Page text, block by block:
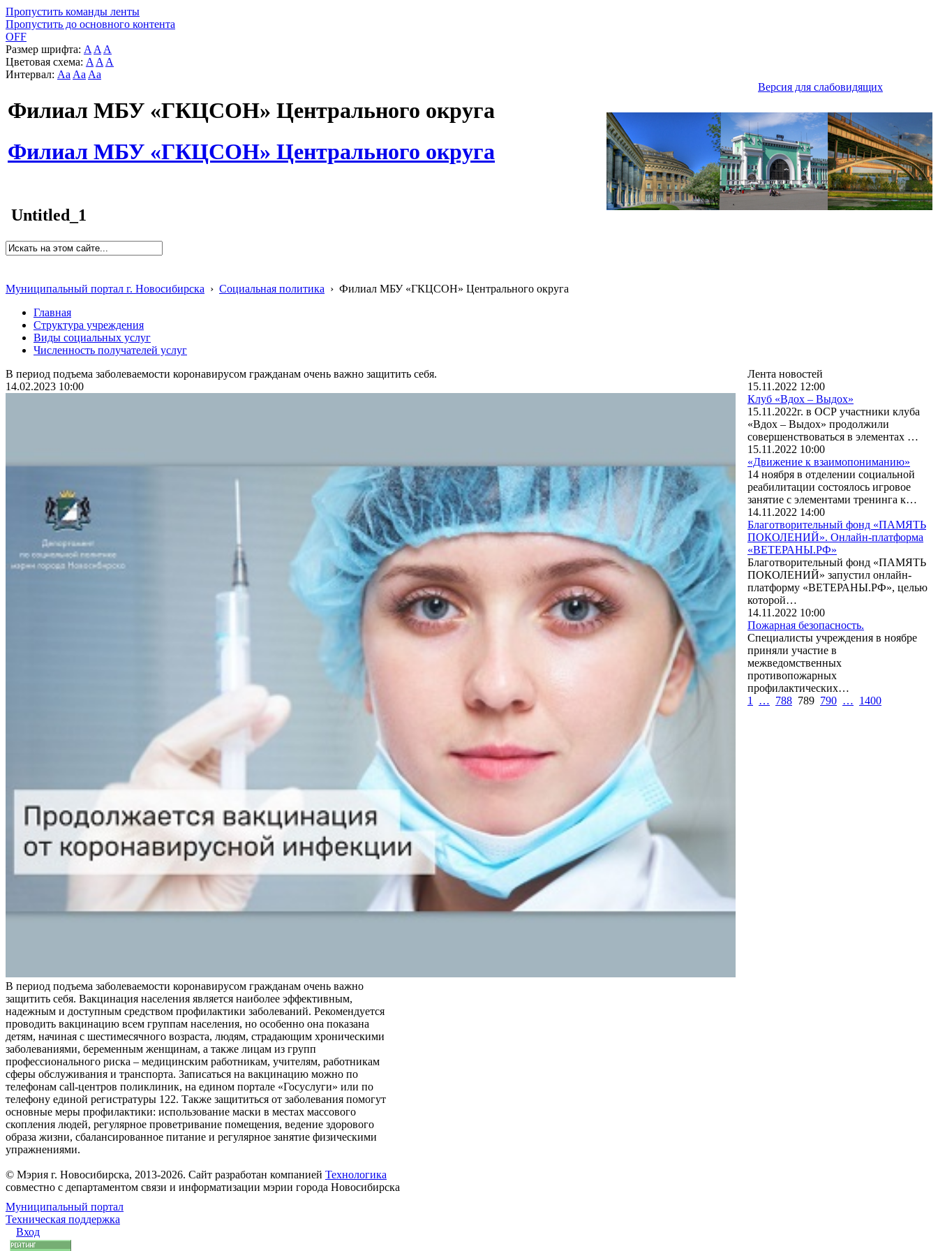
Пропустить команды ленты
Пропустить до основного контента
OFF
Размер шрифта: A A A
Цветовая схема: A A A
Интервал: Aa Aa Aa
Версия для слабовидящих
Филиал МБУ «ГКЦСОН» Центрального округа
Филиал МБУ «ГКЦСОН» Центрального округа
Untitled_1
Муниципальный портал г. Новосибирска › Социальная политика › Филиал МБУ «ГКЦСОН» Центрального округа
Главная
Структура учреждения
Виды социальных услуг
Численность получателей услуг
В период подъема заболеваемости коронавирусом гражданам очень важно защитить себя.
14.02.2023 10:00
В период подъема заболеваемости коронавирусом гражданам очень важно
защитить себя. Вакцинация населения является наиболее эффективным,
надежным и доступным средством профилактики заболеваний. Рекомендуется
проводить вакцинацию всем группам населения, но особенно она показана
детям, начиная с шестимесячного возраста, людям, страдающим хроническими
заболеваниями, беременным женщинам, а также лицам из групп
профессионального риска – медицинским работникам, учителям, работникам
сферы обслуживания и транспорта. Записаться на вакцинацию можно по
телефонам call-центров поликлиник, на едином портале «Госуслуги» или по
телефону единой регистратуры 122. Также защититься от заболевания помогут
основные меры профилактики: использование маски в местах массового
скопления людей, регулярное проветривание помещения, ведение здорового
образа жизни, сбалансированное питание и регулярное занятие физическими
упражнениями.
Лента новостей
15.11.2022 12:00
Клуб «Вдох – Выдох»
15.11.2022г. в ОСР участники клуба
«Вдох – Выдох» продолжили
совершенствоваться в элементах …
15.11.2022 10:00
«Движение к взаимопониманию»
14 ноября в отделении социальной
реабилитации состоялось игровое
занятие с элементами тренинга к…
14.11.2022 14:00
Благотворительный фонд «ПАМЯТЬ
ПОКОЛЕНИЙ». Онлайн-платформа
«ВЕТЕРАНЫ.РФ»
Благотворительный фонд «ПАМЯТЬ
ПОКОЛЕНИЙ» запустил онлайн-
платформу «ВЕТЕРАНЫ.РФ», целью
которой…
14.11.2022 10:00
Пожарная безопасность.
Специалисты учреждения в ноябре
приняли участие в
межведомственных
противопожарных
профилактических…
1
… 788 789 790 … 1400
© Мэрия г. Новосибирска, 2013-2026. Сайт разработан компанией Технологика
совместно с департаментом связи и информатизации мэрии города Новосибирска
Муниципальный портал
Техническая поддержка
Вход